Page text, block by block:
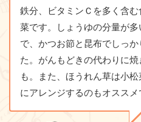
鉄分、ビタミンＣを多く含
菜です。しょうゆの分量が
で、かつお節と昆布でしっ
た。がんもどきの代わりに
も。また、ほうれん草は小
にアレンジするのもオススメ